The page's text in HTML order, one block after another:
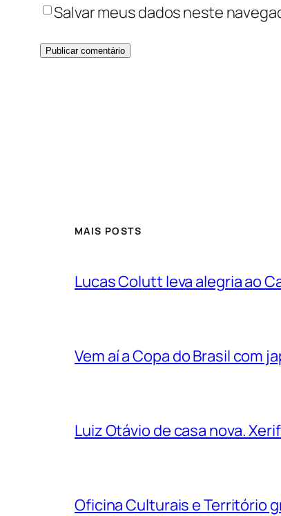
Salvar meus dados neste
MAIS POSTS
Lucas Colutt leva alegria ao
Vem aí a Copa do Brasil com
Luiz Otávio de casa nova.
Oficina Culturais e Território